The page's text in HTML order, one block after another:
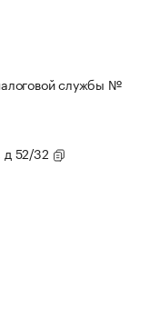
службы №
д 52/32